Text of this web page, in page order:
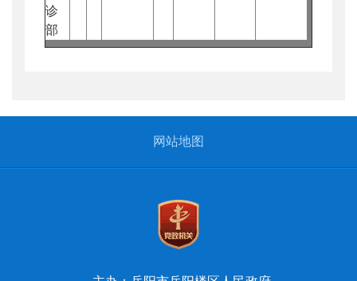
诊
部
网站地图